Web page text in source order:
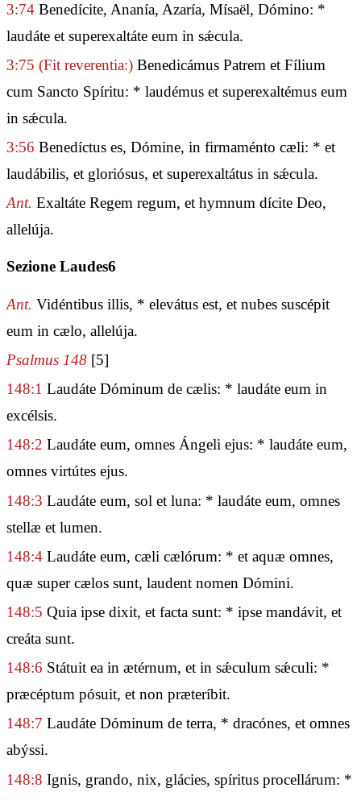
3:74 Benedícite, Ananía, Azaría, Mísaël, Dómino: *
laudáte et superexaltáte eum in sǽcula.
3:75 (Fit reverentia:) Benedicámus Patrem et Fílium
cum Sancto Spíritu: * laudémus et superexaltémus eum
in sǽcula.
3:56 Benedíctus es, Dómine, in firmaménto cæli: * et
laudábilis, et gloriósus, et superexaltátus in sǽcula.
Ant. Exaltáte Regem regum, et hymnum dícite Deo,
allelúja.
Sezione Laudes6
Ant. Vidéntibus illis, * elevátus est, et nubes suscépit
eum in cælo, allelúja.
Psalmus 148 [5]
148:1 Laudáte Dóminum de cælis: * laudáte eum in
excélsis.
148:2 Laudáte eum, omnes Ángeli ejus: * laudáte eum,
omnes virtútes ejus.
148:3 Laudáte eum, sol et luna: * laudáte eum, omnes
stellæ et lumen.
148:4 Laudáte eum, cæli cælórum: * et aquæ omnes,
quæ super cælos sunt, laudent nomen Dómini.
148:5 Quia ipse dixit, et facta sunt: * ipse mandávit, et
creáta sunt.
148:6 Státuit ea in ætérnum, et in sǽculum sǽculi: *
præcéptum pósuit, et non præteríbit.
148:7 Laudáte Dóminum de terra, * dracónes, et omnes
abýssi.
148:8 Ignis, grando, nix, glácies, spíritus procellárum: *